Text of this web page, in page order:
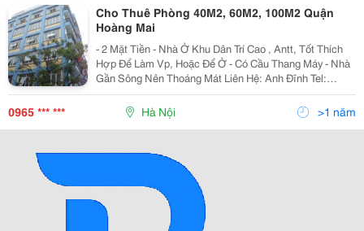
Cho Thuê Phòng 40M2, 60M2, 100M2 Quận
Hoàng Mai
- 2 Mặt Tiền - Nhà Ở Khu Dân Trí Cao , Antt, Tốt Thích
Hợp Để Làm Vp, Hoặc Để Ở - Có Cầu Thang Máy - Nhà
Gần Sông Nên Thoáng Mát Liên Hệ: Anh Đĩnh Tel:
02436340475 Mobile: 0965.539.418
0965 *** *** Hà Nội >1 năm